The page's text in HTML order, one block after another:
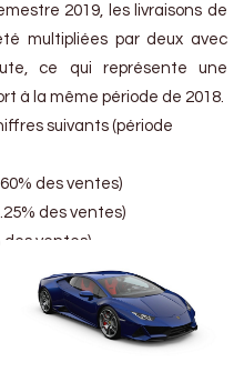
2019, les livraisons de
multipliées par deux avec
ce qui représente une
à la même période de 2018.
suivants (période
des ventes)
des ventes)
des ventes)